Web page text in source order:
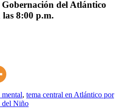
del Atlántico
8:00 p.m.
, tema central en Atlántico por
del Niño